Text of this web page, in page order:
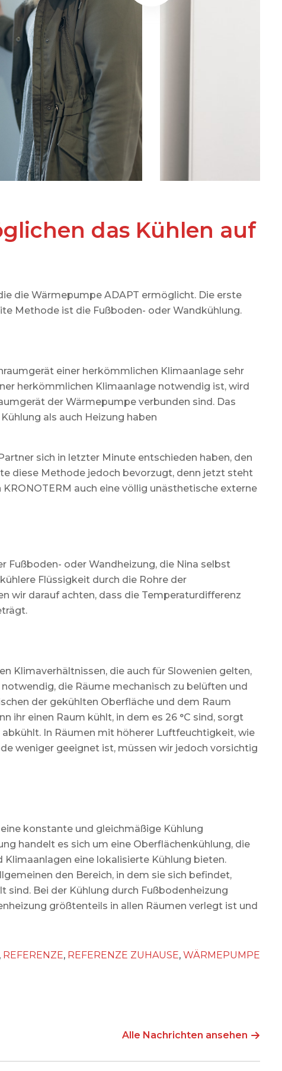
das Kühlen auf
die Wärmepumpe ADAPT ermöglicht. Die erste
Methode ist die Fußboden- oder Wandkühlung.
einer herkömmlichen Klimaanlage sehr
herkömmlichen Klimaanlage notwendig ist, wird
der Wärmepumpe verbunden sind. Das
als auch Heizung haben
sich in letzter Minute entschieden haben, den
diese Methode jedoch bevorzugt, denn jetzt steht
auch eine völlig unästhetische externe
Fußboden- oder Wandheizung, die Nina selbst
Flüssigkeit durch die Rohre der
wir darauf achten, dass die Temperaturdifferenz
Klimaverhältnissen, die auch für Slowenien gelten,
die Räume mechanisch zu belüften und
der gekühlten Oberfläche und dem Raum
ihr einen Raum kühlt, in dem es 26 °C sind, sorgt
In Räumen mit höherer Luftfeuchtigkeit, wie
weniger geeignet ist, müssen wir jedoch vorsichtig
konstante und gleichmäßige Kühlung
handelt es sich um eine Oberflächenkühlung, die
eine lokalisierte Kühlung bieten.
den Bereich, in dem sie sich befindet,
Bei der Kühlung durch Fußbodenheizung
größtenteils in allen Räumen verlegt ist und
, REFERENZE, REFERENZE ZUHAUSE, WÄRMEPUMPE
Alle Nachrichten ansehen